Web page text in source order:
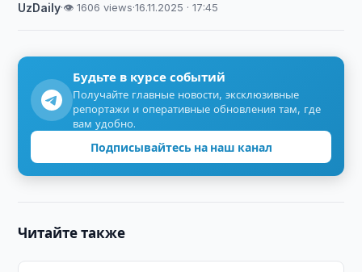
UzDaily·👁 1606 views·16.11.2025 · 17:45
Будьте в курсе событий
Получайте главные новости, эксклюзивные
репортажи и оперативные обновления там, где
вам удобно.
Подписывайтесь на наш канал
Читайте также